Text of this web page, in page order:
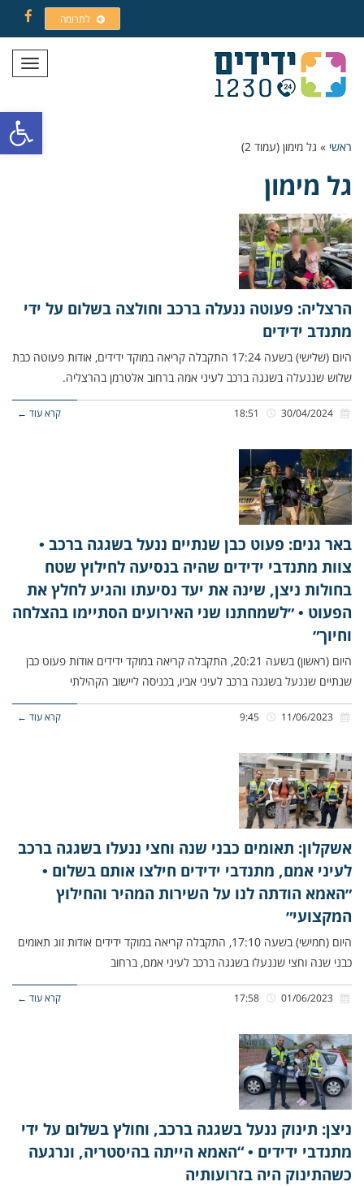
פתח
לתרומה
תפריט
ראשי » גל מימון (עמוד 2)
גל מימון
הרצליה: פעוטה ננעלה ברכב וחולצה בשלום על ידי
מתנדב ידידים
היום (שלישי) בשעה 17:24 התקבלה קריאה במוקד ידידים, אודות פעוטה כבת
שלוש שננעלה בשגגה ברכב לעיני אמהּ ברחוב אלטרמן בהרצליה.
קרא עוד ←
באר גנים: פעוט כבן שנתיים ננעל בשגגה ברכב •
צוות מתנדבי ידידים שהיה בנסיעה לחילוץ שטח
בחולות ניצן, שינה את יעד נסיעתו והגיע לחלץ את
הפעוט • ״לשמחתנו שני האירועים הסתיימו בהצלחה
וחיוך״
היום (ראשון) בשעה 20:21, התקבלה קריאה במוקד ידידים אודות פעוט כבן
שנתיים שננעל בשגגה ברכב לעיני אביו, בכניסה ליישוב הקהילתי
קרא עוד ←
אשקלון: תאומים כבני שנה וחצי ננעלו בשגגה ברכב
לעיני אמם, מתנדבי ידידים חילצו אותם בשלום •
״האמא הודתה לנו על השירות המהיר והחילוץ
המקצועי״
היום (חמישי) בשעה 17:10, התקבלה קריאה במוקד ידידים אודות זוג תאומים
כבני שנה וחצי שננעלו בשגגה ברכב לעיני אמם, ברחוב
קרא עוד ←
ניצן: תינוק ננעל בשגגה ברכב, וחולץ בשלום על ידי
מתנדבי ידידים • “האמא הייתה בהיסטריה, ונרגעה
כשהתינוק היה בזרועותיה